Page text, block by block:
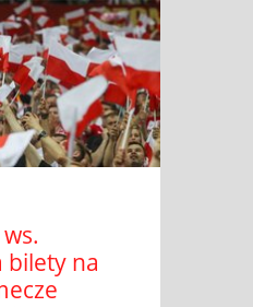
bilety na